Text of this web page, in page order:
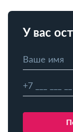
У вас